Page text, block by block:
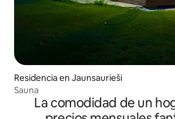
Residencia en Jaunsaurieši
Sauna
La comodidad de un